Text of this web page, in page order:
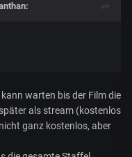
:
warten bis der Film die
als stream (kostenlos
ganz kostenlos, aber